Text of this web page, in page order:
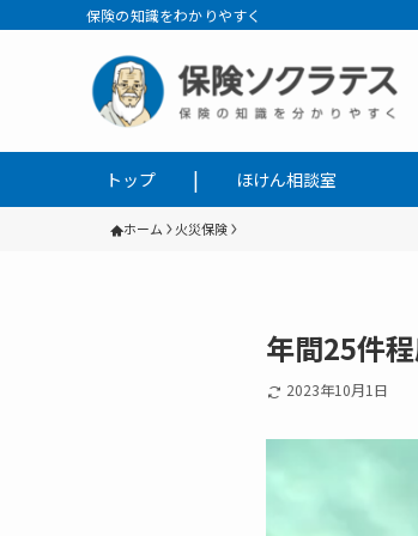
保険の知識をわかりやすく
トップ ほけん相談室
ホーム 火災保険
年間25件
2023年10月1日